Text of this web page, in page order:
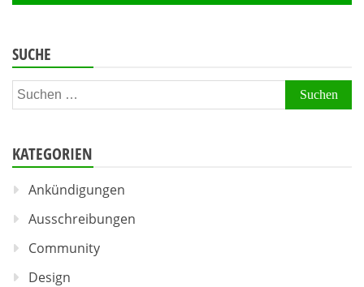
SUCHE
Suchen
nach:
KATEGORIEN
Ankündigungen
Ausschreibungen
Community
Design